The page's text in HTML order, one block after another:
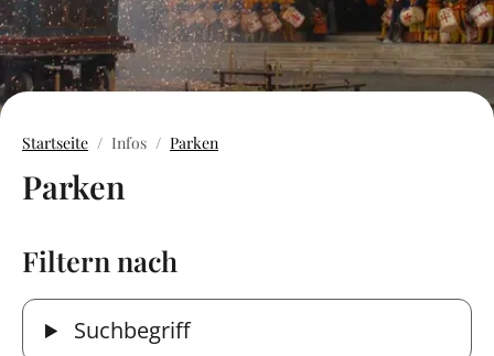
Startseite Infos Parken
Parken
Filtern nach
Suchbegriff